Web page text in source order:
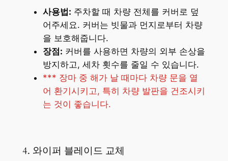
사용법: 주차할 때 차량 전체를 커버로 덮
어주세요. 커버는 빗물과 먼지로부터 차량
을 보호해줍니다.
장점: 커버를 사용하면 차량의 외부 손상을
방지하고, 세차 횟수를 줄일 수 있습니다.
*** 장마 중 해가 날 때마다 차량 문을 열
어 환기시키고, 특히 차량 발판을 건조시키
는 것이 좋습니다.
4. 와이퍼 블레이드 교체